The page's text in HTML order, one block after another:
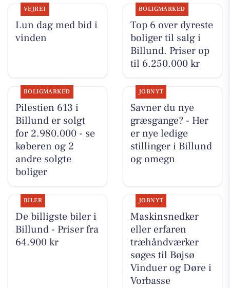
VEJRET
Lun dag med bid i
vinden
BOLIGMARKED
Top 6 over dyreste
boliger til salg i
Billund. Priser op
til 6.250.000 kr
BOLIGMARKED
Pilestien 613 i
Billund er solgt
for 2.980.000 - se
køberen og 2
andre solgte
boliger
JOBNYT
Savner du nye
græsgange? - Her
er nye ledige
stillinger i Billund
og omegn
BILER
De billigste biler i
Billund - Priser fra
64.900 kr
JOBNYT
Maskinsnedker
eller erfaren
træhåndværker
søges til Bøjsø
Vinduer og Døre i
Vorbasse